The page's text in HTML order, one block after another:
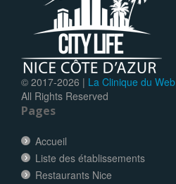
© 2017-2026 | La Clinique du Web
All Rights Reserved
Pages
Accueil
Liste des établissements
Restaurants Nice